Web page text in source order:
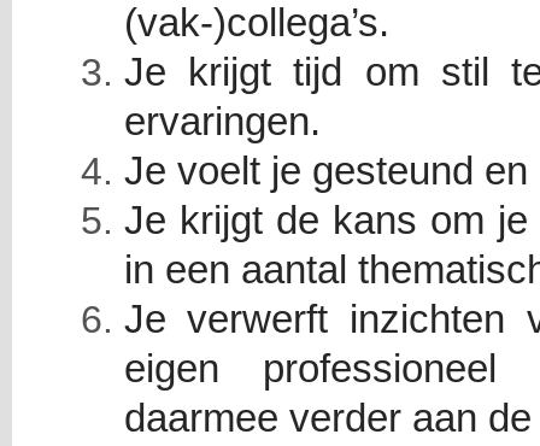
(vak-)collega’s.
Je krijgt tijd om stil
ervaringen.
Je voelt je gesteund
Je krijgt de kans om
in een aantal
Je verwerft inzichten
eigen
daarmee verder aan